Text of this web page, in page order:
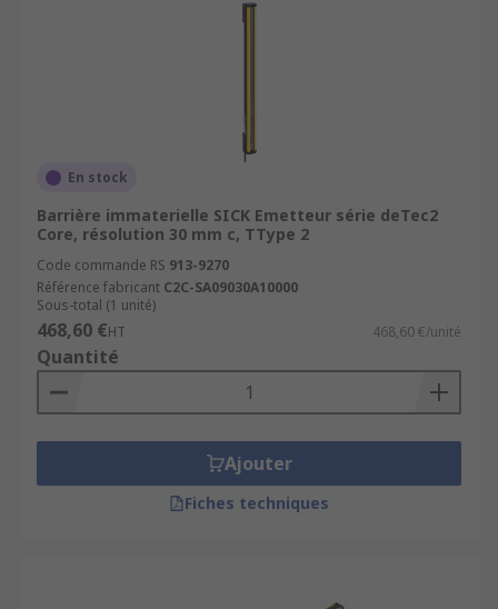
En stock
Barrière immaterielle SICK Emetteur série deTec2
Core, résolution 30 mm c, TType 2
Code commande RS 913-9270
Référence fabricant C2C-SA09030A10000
Sous-total (1 unité)
468,60 €HT 468,60 €/unité
Quantité
Ajouter
Fiches techniques